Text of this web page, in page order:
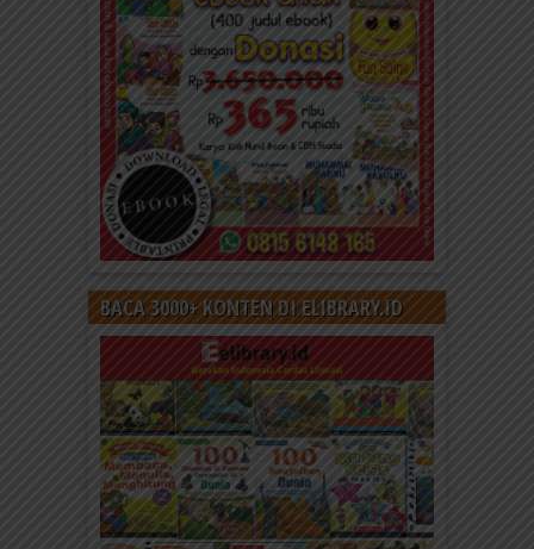
BACA 3000+ KONTEN DI ELIBRARY.ID